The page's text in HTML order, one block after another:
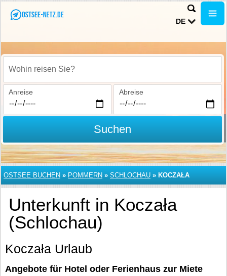
DE
Wohin reisen Sie?
Anreise Abreise
Suchen
OSTSEE BUCHEN » POMMERN » SCHLOCHAU » KOCZAŁA
Unterkunft in Koczała
(Schlochau)
Koczała Urlaub
Angebote für Hotel oder Ferienhaus zur Miete